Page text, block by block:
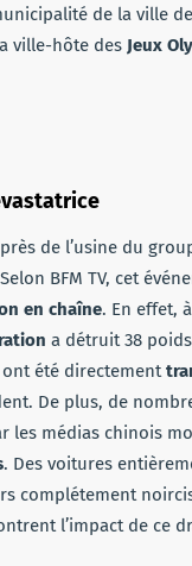
de la ville
ville-hôte des Jeux
de l’usine du
BFM TV, cet
en chaîne. En effet,
a détruit 38
ont été directement
De plus, de
les médias chinois
. Des voitures
complétement
l’impact de ce